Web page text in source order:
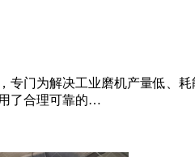
专门为解决工业磨机产量低、
了合理可靠的…